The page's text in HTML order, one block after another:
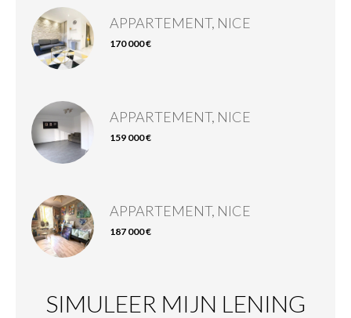
APPARTEMENT, NICE
170 000 €
APPARTEMENT, NICE
159 000 €
APPARTEMENT, NICE
187 000 €
SIMULEER MIJN LENING